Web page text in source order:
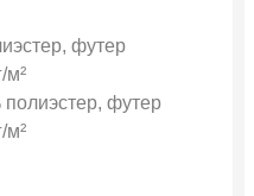
футер
м²
футер
м²